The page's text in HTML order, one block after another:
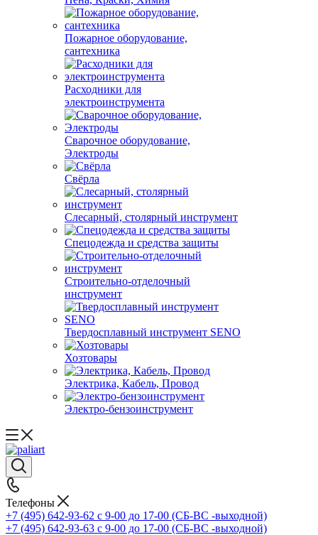
Пожарное оборудование,
сантехника
Расходники для
электроинструмента
Сварочное оборудование,
Электроды
Свёрла
Слесарный, столярный инструмент
Спецодежда и средства защиты
Строительно-отделочный
инструмент
Твердосплавный инструмент SENO
Хозтовары
Электрика, Кабель, Провод
Электро-бензоинструмент
Телефоны
+7 (495) 642-93-62 c 9-00 до 17-00 (СБ-ВС -выходной)
+7 (495) 642-93-63 c 9-00 до 17-00 (СБ-ВС -выходной)